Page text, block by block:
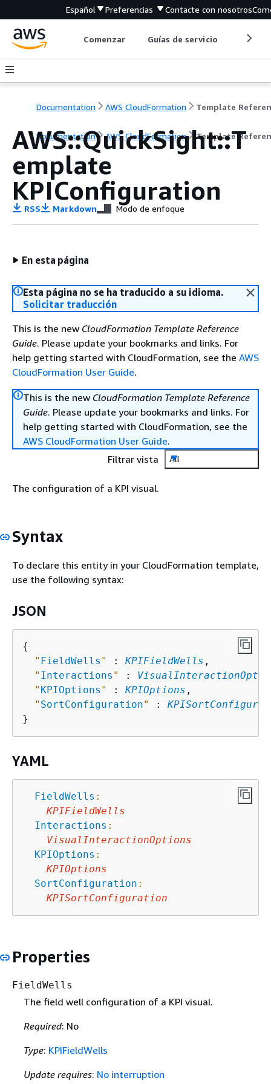
Español Preferencias Contacte con nosotros
Comenzar Guías de servicio
Documentation AWS CloudFormation Template
Documentation AWS CloudFormation Template
AWS::QuickSight::T
emplate
KPIConfiguration
RSS Markdown Modo de enfoque
En esta página
Esta página no se ha traducido a su idioma.
Solicitar traducción
This is the new CloudFormation Template Reference
Guide. Please update your bookmarks and links. For
help getting started with CloudFormation, see the AWS
CloudFormation User Guide.
This is the new CloudFormation Template Reference
Guide. Please update your bookmarks and links. For
help getting started with CloudFormation, see the
AWS CloudFormation User Guide.
Filtrar vista
All
The configuration of a KPI visual.
Syntax
To declare this entity in your CloudFormation template,
use the following syntax:
JSON
{
" FieldWells " : KPIFieldWells ,
" Interactions " :
" KPIOptions " : KPIOptions ,
" SortConfiguration" :
YAML
FieldWells :
KPIFieldWells
Interactions :
VisualInteractionOptions
KPIOptions :
KPIOptions
SortConfiguration :
KPISortConfiguration
Properties
FieldWells
The field well configuration of a KPI visual.
Required: No
Type: KPIFieldWells
Update requires: No interruption